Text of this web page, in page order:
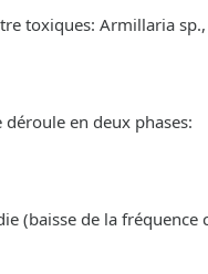
toxiques: Armillaria
en deux phases:
(baisse de la